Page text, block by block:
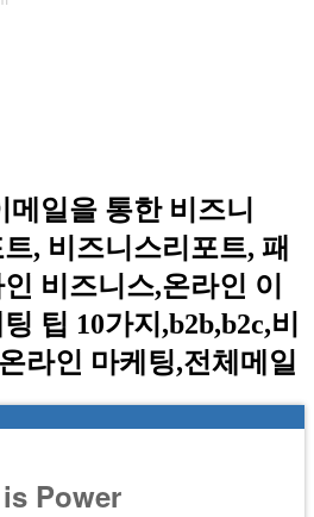
메일을 통한 비즈니
, 비즈니스리포트, 패
비즈니스,온라인 이
팁 10가지 ,b2b,b2c,비
온라인 마케팅,전체메일
Power